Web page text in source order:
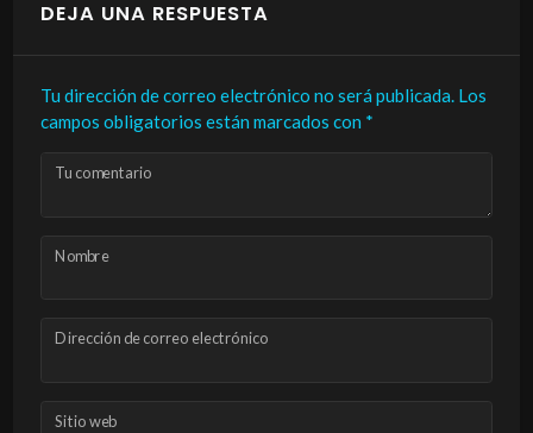
DEJA UNA RESPUESTA
Tu dirección de correo electrónico no será publicada. Los
campos obligatorios están marcados con *
Tu comentario
Nombre
Dirección de correo electrónico
Sitio web